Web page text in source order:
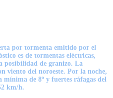
por tormenta emitido por el
es de tormentas eléctricas,
posibilidad de granizo. La
viento del noroeste. Por la noche,
mínima de 8º y fuertes ráfagas del
km/h.